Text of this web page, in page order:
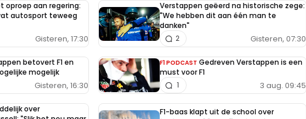
oproep aan regering:
autosport teweeg
Gisteren, 17:30
Verstappen geëerd na historische zege:
"We hebben dit aan één man te
danken"
Gisteren, 07:30
2
betovert F1 en
mogelijk
Gisteren, 16:30
F1 PODCAST Gedreven Verstappen is een
must voor F1
3 aug. 09:45
1
over
F1-baas klapt uit de school over